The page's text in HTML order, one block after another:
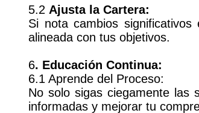
5.2 Ajusta la Cartera:
Si nota cambios
alineada con tus objetivos.
6. Educación Continua:
6.1 Aprende del Proceso:
No solo sigas ciegamente las
informadas y mejorar tu